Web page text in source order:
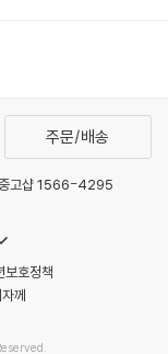
주문/배송
고샵 1566-4295
보호정책
께